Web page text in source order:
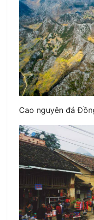
Cao nguyên đá